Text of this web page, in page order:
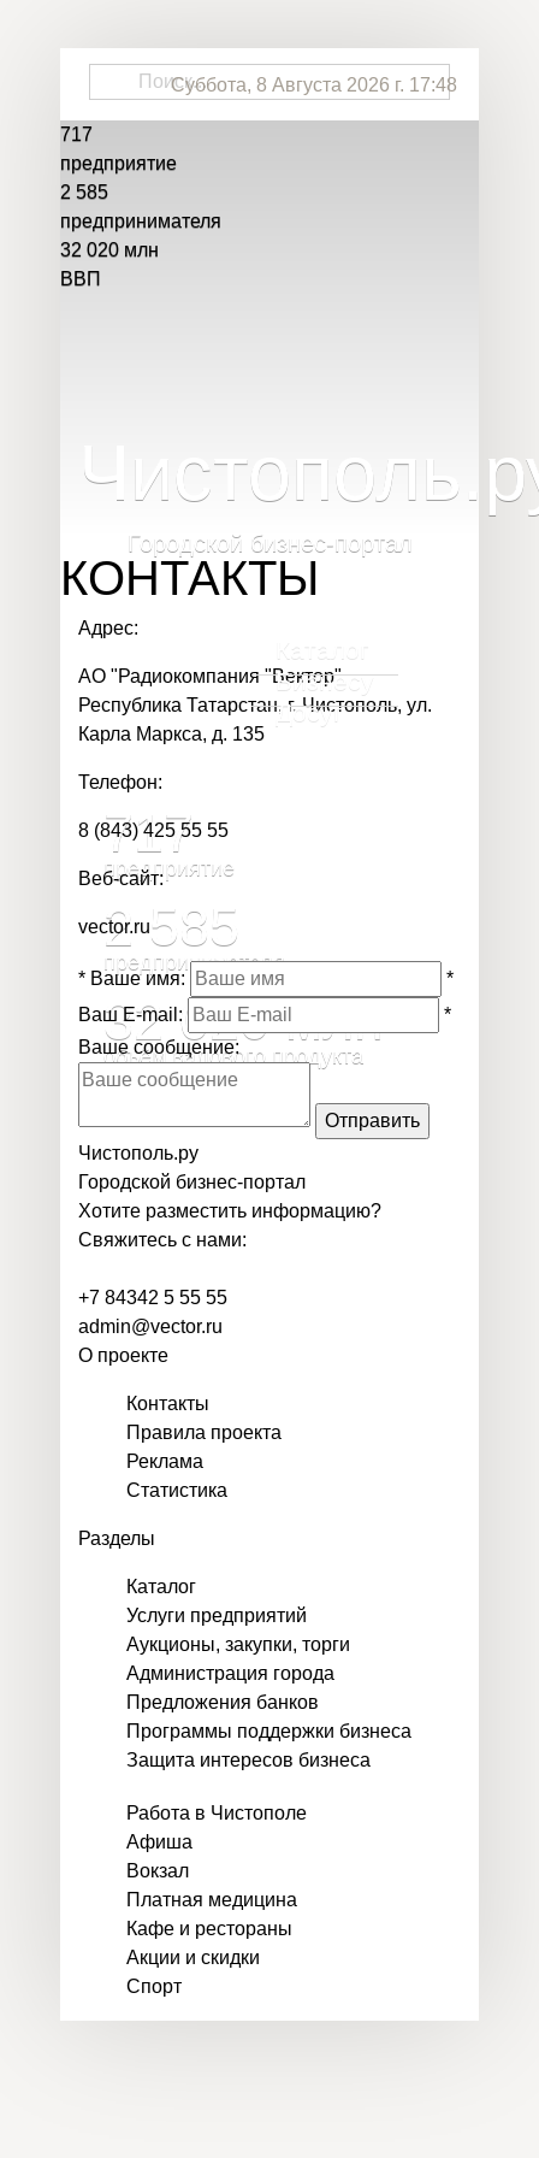
Суббота, 8 Августа 2026 г. 17:48
717
предприятие
2 585
предпринимателя
32 020 млн
ВВП
Чистополь
Городской бизнес-портал
Каталог
Бизнесу
Досуг
717
предприятие
2 585
предпринимателя
32 020млн
объём валового продукта
КОНТАКТЫ
Адрес:
АО "Радиокомпания "Вектор"
Республика Татарстан, г. Чистополь, ул.
Карла Маркса, д. 135
Телефон:
8 (843) 425 55 55
Веб-сайт:
vector.ru
* Ваше имя:
*
Ваш E-mail:
*
Ваше сообщение:
Отправить
Чистополь.ру
Городской бизнес-портал
Хотите разместить информацию?
Свяжитесь с нами:
+7 84342 5 55 55
admin@vector.ru
О проекте
Контакты
Правила проекта
Реклама
Статистика
Разделы
Каталог
Услуги предприятий
Аукционы, закупки, торги
Администрация города
Предложения банков
Программы поддержки бизнеса
Защита интересов бизнеса
Работа в Чистополе
Афиша
Вокзал
Платная медицина
Кафе и рестораны
Акции и скидки
Спорт